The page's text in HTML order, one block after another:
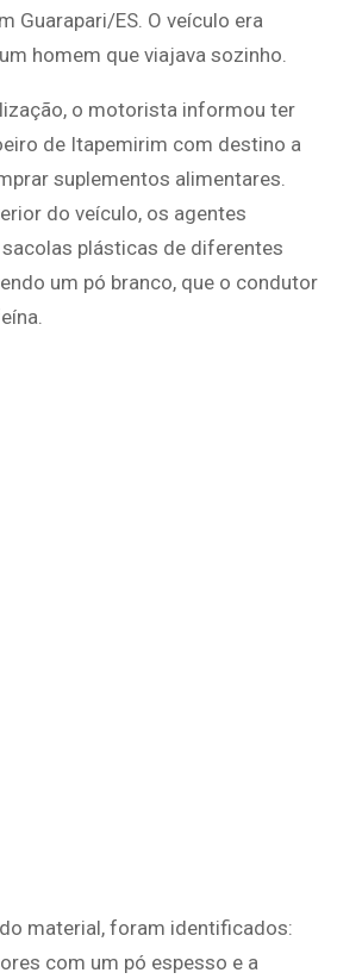
Guarapari/ES. O veículo era
homem que viajava sozinho.
o motorista informou ter
de Itapemirim com destino a
suplementos alimentares.
do veículo, os agentes
plásticas de diferentes
um pó branco, que o condutor
material, foram identificados:
com um pó espesso e a